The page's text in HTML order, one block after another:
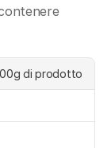
di prodotto